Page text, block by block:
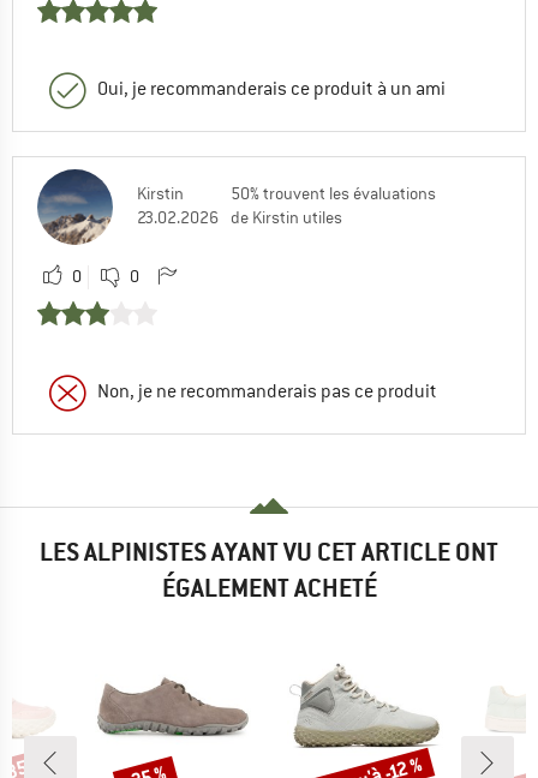
Oui, je recommanderais ce produit à un ami
Kirstin
23.02.2026
50% trouvent les évaluations
de Kirstin utiles
0 0
Non, je ne recommanderais pas ce produit
LES ALPINISTES AYANT VU CET ARTICLE ONT
ÉGALEMENT ACHETÉ